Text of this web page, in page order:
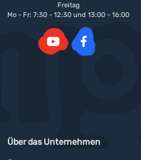
Über das Unternehmen
Freitag
Mo - Fr: 7:30 - 12:30 und 13:00 - 16:00